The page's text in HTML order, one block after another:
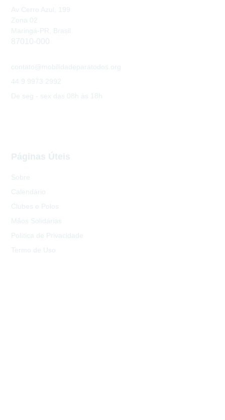
Páginas Úteis
Sobre
Calendário
Clubes e Polos
Mãos Solidárias
Política de Privacidade
Termo de Uso
Av Cerro Azul, 199
Zona 02
Maringá-PR, Brasil
87010-000
contato@mobilidadeparatodos.org
44 9 9973 2992
De seg - sex das 08h às 18h